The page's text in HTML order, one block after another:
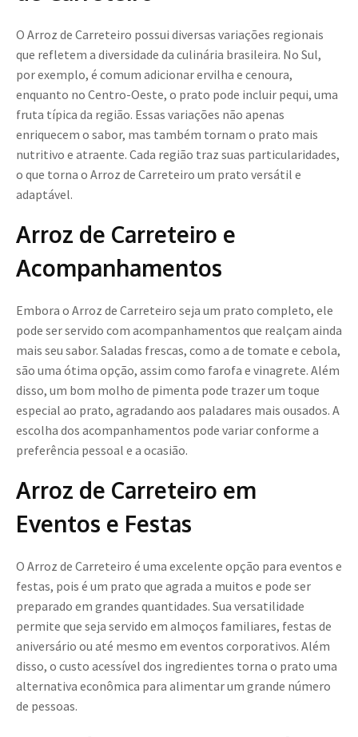
O Arroz de Carreteiro possui diversas variações regionais
que refletem a diversidade da culinária brasileira. No Sul,
por exemplo, é comum adicionar ervilha e cenoura,
enquanto no Centro-Oeste, o prato pode incluir pequi, uma
fruta típica da região. Essas variações não apenas
enriquecem o sabor, mas também tornam o prato mais
nutritivo e atraente. Cada região traz suas particularidades,
o que torna o Arroz de Carreteiro um prato versátil e
adaptável.
Arroz de Carreteiro e
Acompanhamentos
Embora o Arroz de Carreteiro seja um prato completo, ele
pode ser servido com acompanhamentos que realçam ainda
mais seu sabor. Saladas frescas, como a de tomate e cebola,
são uma ótima opção, assim como farofa e vinagrete. Além
disso, um bom molho de pimenta pode trazer um toque
especial ao prato, agradando aos paladares mais ousados. A
escolha dos acompanhamentos pode variar conforme a
preferência pessoal e a ocasião.
Arroz de Carreteiro em
Eventos e Festas
O Arroz de Carreteiro é uma excelente opção para eventos e
festas, pois é um prato que agrada a muitos e pode ser
preparado em grandes quantidades. Sua versatilidade
permite que seja servido em almoços familiares, festas de
aniversário ou até mesmo em eventos corporativos. Além
disso, o custo acessível dos ingredientes torna o prato uma
alternativa econômica para alimentar um grande número
de pessoas.